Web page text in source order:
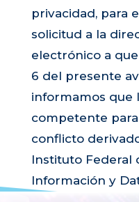
privacidad, para
solicitud a la
electrónico a
6 del presente
informamos que
competente
conflicto
Instituto Federal
Información y